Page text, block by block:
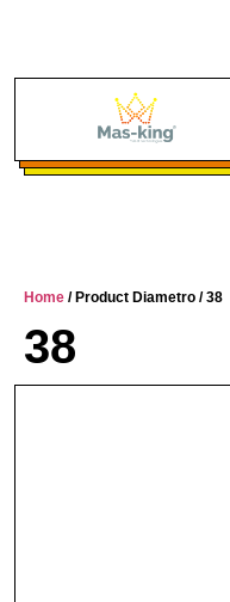
Home / Product Diametro / 38
38